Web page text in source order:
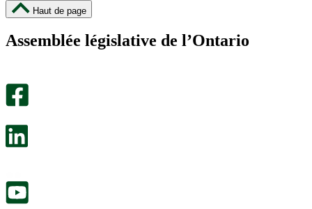
été
m’a
Haut de page
Assemblée législative de l’Ontario